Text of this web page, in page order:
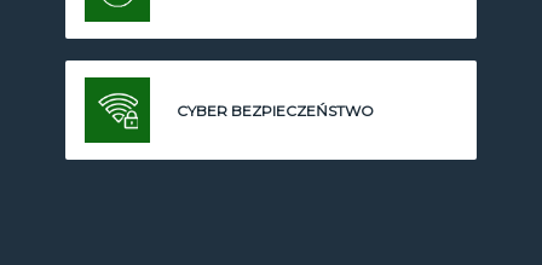
CYBER BEZPIECZEŃSTWO